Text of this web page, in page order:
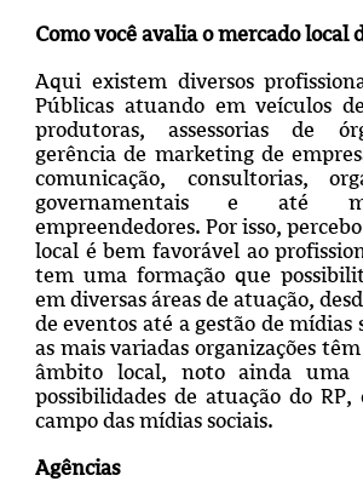
Como você avalia o mercado local
Aqui existem diversos
Públicas atuando em veículos
produtoras, assessorias de
gerência de marketing de
comunicação, consultorias,
governamentais e até
empreendedores. Por isso,
local é bem favorável ao
tem uma formação que
em diversas áreas de atuação,
de eventos até a gestão de mídias
as mais variadas organizações
âmbito local, noto ainda uma
possibilidades de atuação do
campo das mídias sociais.
Agências